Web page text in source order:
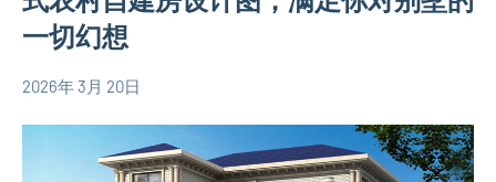
设
一切幻想
平
2026年 3月 20日
yacool